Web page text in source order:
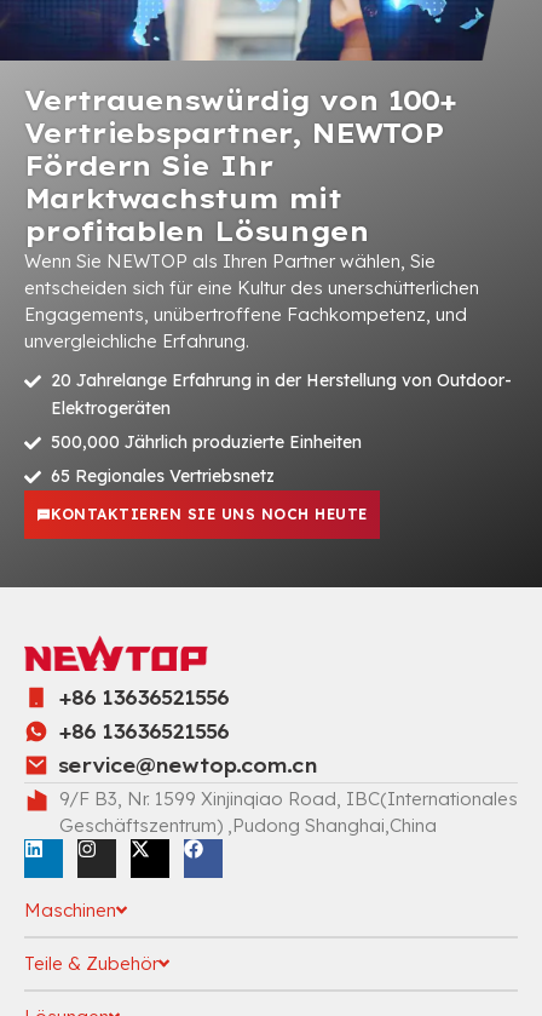
Vertrauenswürdig von 100+
Vertriebspartner, NEWTOP
Fördern Sie Ihr
Marktwachstum mit
profitablen Lösungen
Wenn Sie NEWTOP als Ihren Partner wählen, Sie
entscheiden sich für eine Kultur des unerschütterlichen
Engagements, unübertroffene Fachkompetenz, und
unvergleichliche Erfahrung.
20 Jahrelange Erfahrung in der Herstellung von Outdoor-
Elektrogeräten
500,000 Jährlich produzierte Einheiten
65 Regionales Vertriebsnetz
KONTAKTIEREN SIE UNS NOCH HEUTE
+86 13636521556
+86 13636521556
service@newtop.com.cn
9/F B3, Nr. 1599 Xinjinqiao Road, IBC(Internationales
Geschäftszentrum) ,Pudong Shanghai,China
Maschinen
Teile & Zubehör